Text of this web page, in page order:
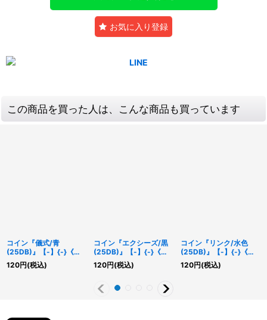
お気に入り登録
この商品を買った人は、こんな商品も買っています
コイン『儀式/青
(25DB)』【-】{-}《そ
の他》
120円(税込)
コイン『エクシーズ/黒
(25DB)』【-】{-}《そ
の他》
120円(税込)
コイン『リンク/水色
(25DB)』【-】{-}《そ
の他》
120円(税込)